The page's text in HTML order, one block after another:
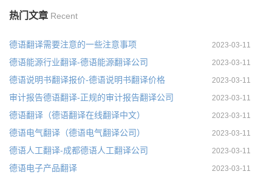
热门文章 Recent
德语翻译需要注意的一些注意事项 2023-03-11
德语能源行业翻译-德语能源翻译公司 2023-03-11
德语说明书翻译报价-德语说明书翻译价格 2023-03-11
审计报告德语翻译-正规的审计报告翻译公司 2023-03-11
德语翻译（德语翻译在线翻译中文） 2023-03-11
德语电气翻译（德语电气翻译公司） 2023-03-11
德语人工翻译-成都德语人工翻译公司 2023-03-11
德语电子产品翻译 2023-03-11